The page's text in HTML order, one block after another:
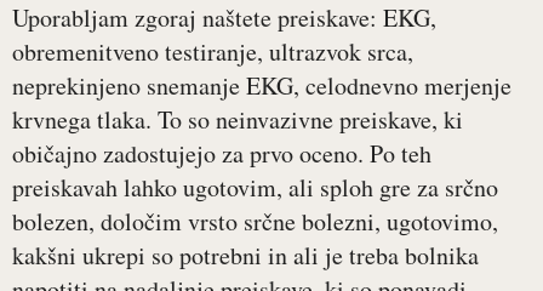
Uporabljam zgoraj naštete preiskave: EKG,
obremenitveno testiranje, ultrazvok srca,
neprekinjeno snemanje EKG, celodnevno merjenje
krvnega tlaka. To so neinvazivne preiskave, ki
običajno zadostujejo za prvo oceno. Po teh
preiskavah lahko ugotovim, ali sploh gre za srčno
bolezen, določim vrsto srčne bolezni, ugotovimo,
kakšni ukrepi so potrebni in ali je treba bolnika